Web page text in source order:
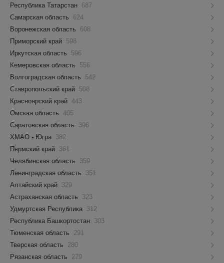
Республика Татарстан 687
Самарская область
624
Воронежская область
608
Приморский край 598
Иркутская область
596
Кемеровская область
556
Волгоградская область
542
Ставропольский край 508
Красноярский край 443
Омская область 405
Саратовская область
396
ХМАО - Югра 382
Пермский край 361
Челябинская область
359
Ленинградская область
351
Алтайский край 329
Астраханская область
323
Удмуртская Республика 312
Республика Башкортостан 303
Тюменская область
291
Тверская область
280
Рязанская область
279